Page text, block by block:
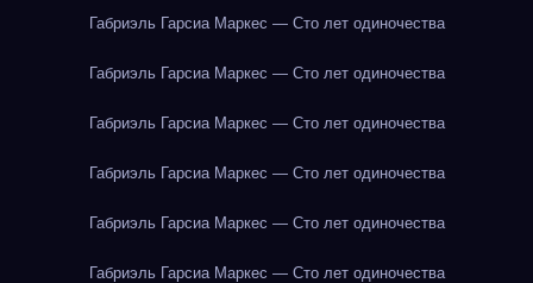
Габриэль Гарсиа Маркес — Сто лет одиночества
Габриэль Гарсиа Маркес — Сто лет одиночества
Габриэль Гарсиа Маркес — Сто лет одиночества
Габриэль Гарсиа Маркес — Сто лет одиночества
Габриэль Гарсиа Маркес — Сто лет одиночества
Габриэль Гарсиа Маркес — Сто лет одиночества